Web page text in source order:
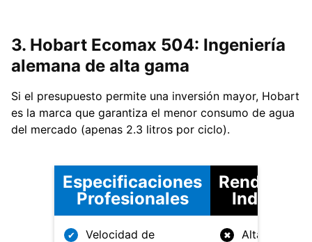
3. Hobart Ecomax 504: Ingeniería
alemana de alta gama
Si el presupuesto permite una inversión mayor, Hobart
es la marca que garantiza el menor consumo de agua
del mercado (apenas 2.3 litros por ciclo).
Especificaciones
Profesionales
Industrial
✔
Velocidad de
✖
Alta